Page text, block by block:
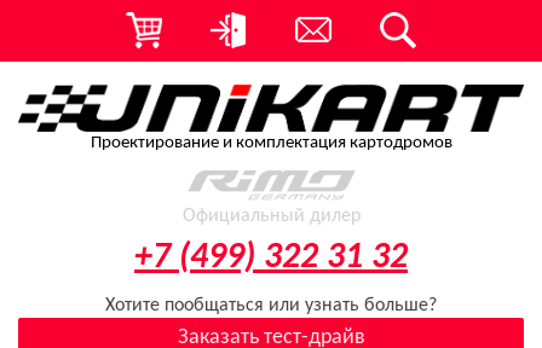
Проектирование и комплектация картодромов
Официальный дилер
+7 (499) 322 31 32
Хотите пообщаться или узнать больше?
Заказать тест-драйв